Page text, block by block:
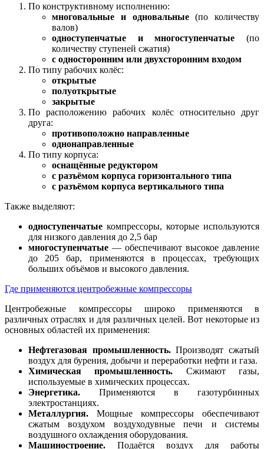
По конструктивному исполнению:
многовальные и одновальные(по количеству
валов)
одноступенчатые и многоступенчатые (по
количеству ступеней сжатия)
с односторонним или двухсторонним входом
По типу рабочих колёс:
открытые
полуоткрытые
закрытые
По расположению рабочих колёс относительно друг
друга:
противоположно направленные
однонаправленные
По типу корпуса:
оснащённые редуктором
с разъёмом корпуса горизонтального типа
с разъёмом корпуса вертикального типа
Также выделяют:
одноступенчатые компрессоры, которые используются
для низкого давления до 2,5 бар
многоступенчатые — обеспечивают высокое давление
до 205 бар, применяются в процессах, требующих
больших объёмов и высокого давления.
Где применяются центробежные компрессоры
Центробежные компрессоры широко применяются в
различных отраслях и для различных целей. Вот некоторые из
основных областей их применения:
Нефтегазовая промышленность.Производят сжатый
воздух для бурения, добычи и переработки нефти и газа.
Химическая промышленность. Сжимают газы,
используемые в химических процессах.
Энергетика. Применяются в газотурбинных
электростанциях.
Металлургия. Мощные компрессоры обеспечивают
сжатым воздухом воздуходувные печи и системы
воздушного охлаждения оборудования.
Машиностроение. Подаётся воздух для работы